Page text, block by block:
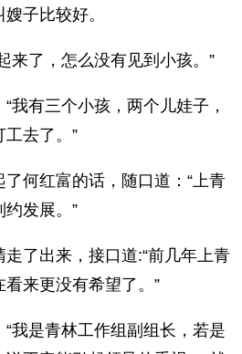
子比较好。
了，怎么没有见到小孩。”
有三个小孩，两个儿娃子，
去了。”
何红富的话，随口道：“上青
发展。”
了出来，接口道:“前几年上青
来更没有希望了。”
是青林工作组副组长，若是